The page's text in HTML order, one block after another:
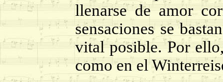
llenarse de amor
sensaciones se
vital posible. Por
como en el